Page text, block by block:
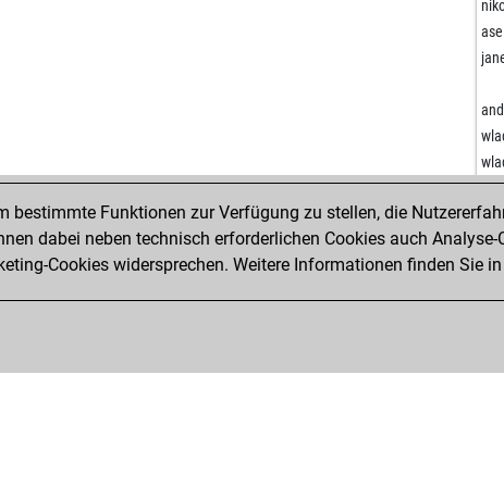
bestimmte Funktionen zur Verfügung zu stellen, die
dabei neben technisch erforderlichen Cookies auch
Cookies widersprechen. Weitere Informationen finden Sie